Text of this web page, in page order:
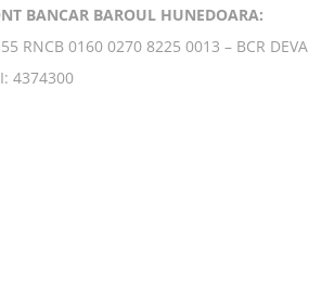
BANCAR BAROUL HUNEDOARA:
RNCB 0160 0270 8225 0013 – BCR DEVA
4374300